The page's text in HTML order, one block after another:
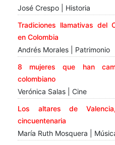
José Crespo | Historia
Tradiciones llamativas del
en Colombia
Andrés Morales | Patrimonio
8 mujeres que han
colombiano
Verónica Salas | Cine
Los altares de
cincuentenaria
María Ruth Mosquera |